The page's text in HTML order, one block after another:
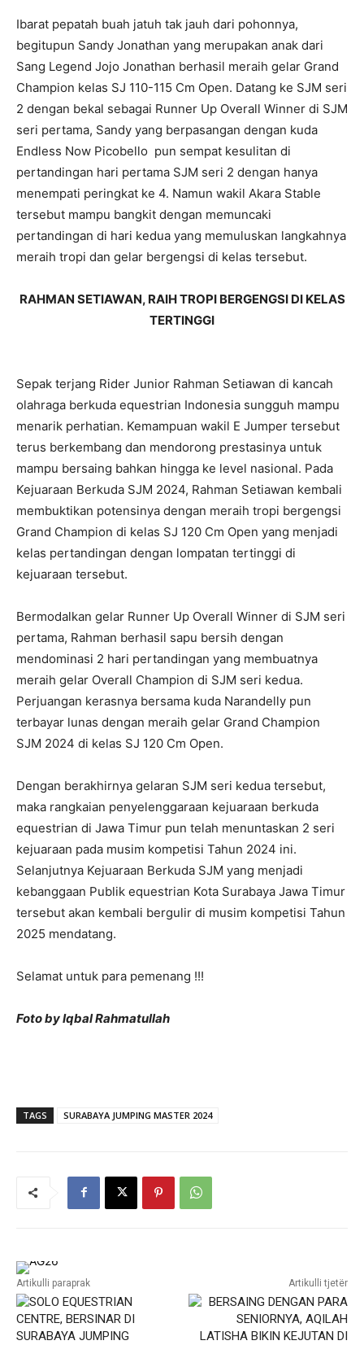
Ibarat pepatah buah jatuh tak jauh dari pohonnya,
begitupun Sandy Jonathan yang merupakan anak dari
Sang Legend Jojo Jonathan berhasil meraih gelar Grand
Champion kelas SJ 110-115 Cm Open. Datang ke SJM seri
2 dengan bekal sebagai Runner Up Overall Winner di SJM
seri pertama, Sandy yang berpasangan dengan kuda
Endless Now Picobello pun sempat kesulitan di
pertandingan hari pertama SJM seri 2 dengan hanya
menempati peringkat ke 4. Namun wakil Akara Stable
tersebut mampu bangkit dengan memuncaki
pertandingan di hari kedua yang memuluskan langkahnya
meraih tropi dan gelar bergengsi di kelas tersebut.
RAHMAN SETIAWAN, RAIH TROPI BERGENGSI DI KELAS
TERTINGGI
Sepak terjang Rider Junior Rahman Setiawan di kancah
olahraga berkuda equestrian Indonesia sungguh mampu
menarik perhatian. Kemampuan wakil E Jumper tersebut
terus berkembang dan mendorong prestasinya untuk
mampu bersaing bahkan hingga ke level nasional. Pada
Kejuaraan Berkuda SJM 2024, Rahman Setiawan kembali
membuktikan potensinya dengan meraih tropi bergengsi
Grand Champion di kelas SJ 120 Cm Open yang menjadi
kelas pertandingan dengan lompatan tertinggi di
kejuaraan tersebut.
Bermodalkan gelar Runner Up Overall Winner di SJM seri
pertama, Rahman berhasil sapu bersih dengan
mendominasi 2 hari pertandingan yang membuatnya
meraih gelar Overall Champion di SJM seri kedua.
Perjuangan kerasnya bersama kuda Narandelly pun
terbayar lunas dengan meraih gelar Grand Champion
SJM 2024 di kelas SJ 120 Cm Open.
Dengan berakhirnya gelaran SJM seri kedua tersebut,
maka rangkaian penyelenggaraan kejuaraan berkuda
equestrian di Jawa Timur pun telah menuntaskan 2 seri
kejuaraan pada musim kompetisi Tahun 2024 ini.
Selanjutnya Kejuaraan Berkuda SJM yang menjadi
kebanggaan Publik equestrian Kota Surabaya Jawa Timur
tersebut akan kembali bergulir di musim kompetisi Tahun
2025 mendatang.
Selamat untuk para pemenang !!!
Foto by Iqbal Rahmatullah
TAGS SURABAYA JUMPING MASTER 2024
Artikulli paraprak Artikulli tjetër